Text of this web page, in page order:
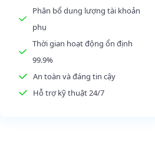
Phân bổ dung lượng tài khoản
phụ
Thời gian hoạt động ổn định
99.9%
An toàn và đáng tin cậy
Hỗ trợ kỹ thuật 24/7